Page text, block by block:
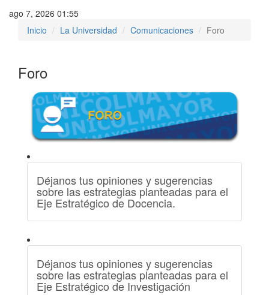
ago 7, 2026 01:55
Inicio
La Universidad Comunicaciones Foro
Foro
Déjanos tus opiniones y sugerencias
sobre las estrategias planteadas para el
Eje Estratégico de Docencia.
Déjanos tus opiniones y sugerencias
sobre las estrategias planteadas para el
Eje Estratégico de Investigación